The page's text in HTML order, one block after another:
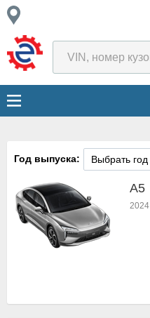
Год выпуска: Выбрать год
A5
2024